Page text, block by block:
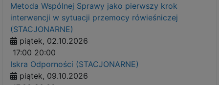
Metoda Wspólnej Sprawy jako pierwszy krok
interwencji w sytuacji przemocy rówieśniczej
(STACJONARNE)
piątek, 02.10.2026
17:00 20:00
Iskra Odporności (STACJONARNE)
piątek, 09.10.2026